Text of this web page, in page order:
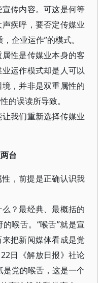
传内容。可这是何等
疾呼，要否定传媒业
企业运作”的模式。
性是传媒业本身的客
运作模式却是人可以
，并非是双重属性的
的误读所导致。
我们重新选择传媒业
台
，前提是正确认识我
？最经典、最概括的
喉舌。“喉舌”就是宣
把新闻媒体看成是党
日《解放日报》社论
是党的喉舌，这是一个